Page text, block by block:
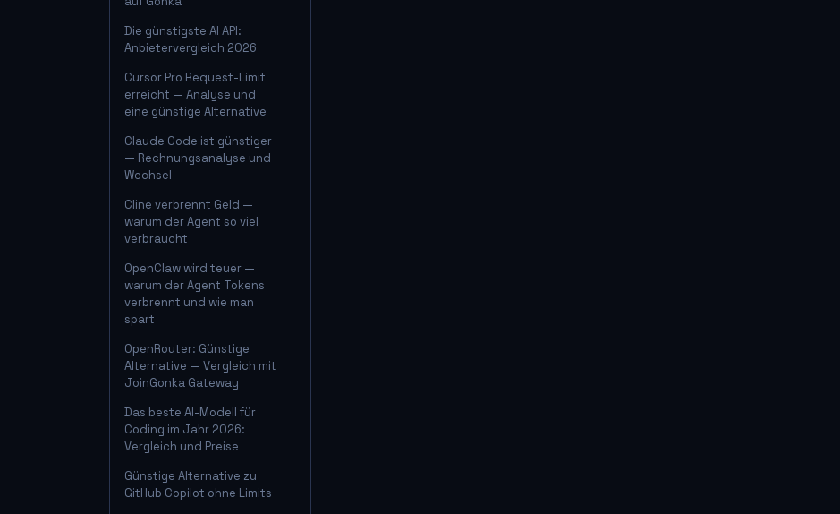
Die günstigste AI API:
Anbietervergleich 2026
Cursor Pro Request-Limit
erreicht — Analyse und
eine günstige Alternative
Claude Code ist günstiger
— Rechnungsanalyse und
Wechsel
Cline verbrennt Geld —
warum der Agent so viel
verbraucht
OpenClaw wird teuer —
warum der Agent Tokens
verbrennt und wie man
spart
OpenRouter: Günstige
Alternative — Vergleich mit
JoinGonka Gateway
Das beste AI-Modell für
Coding im Jahr 2026:
Vergleich und Preise
Günstige Alternative zu
GitHub Copilot ohne Limits